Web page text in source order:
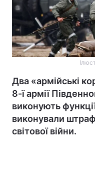
Два «армійські
8-ї армії
виконують
виконували
світової війни.